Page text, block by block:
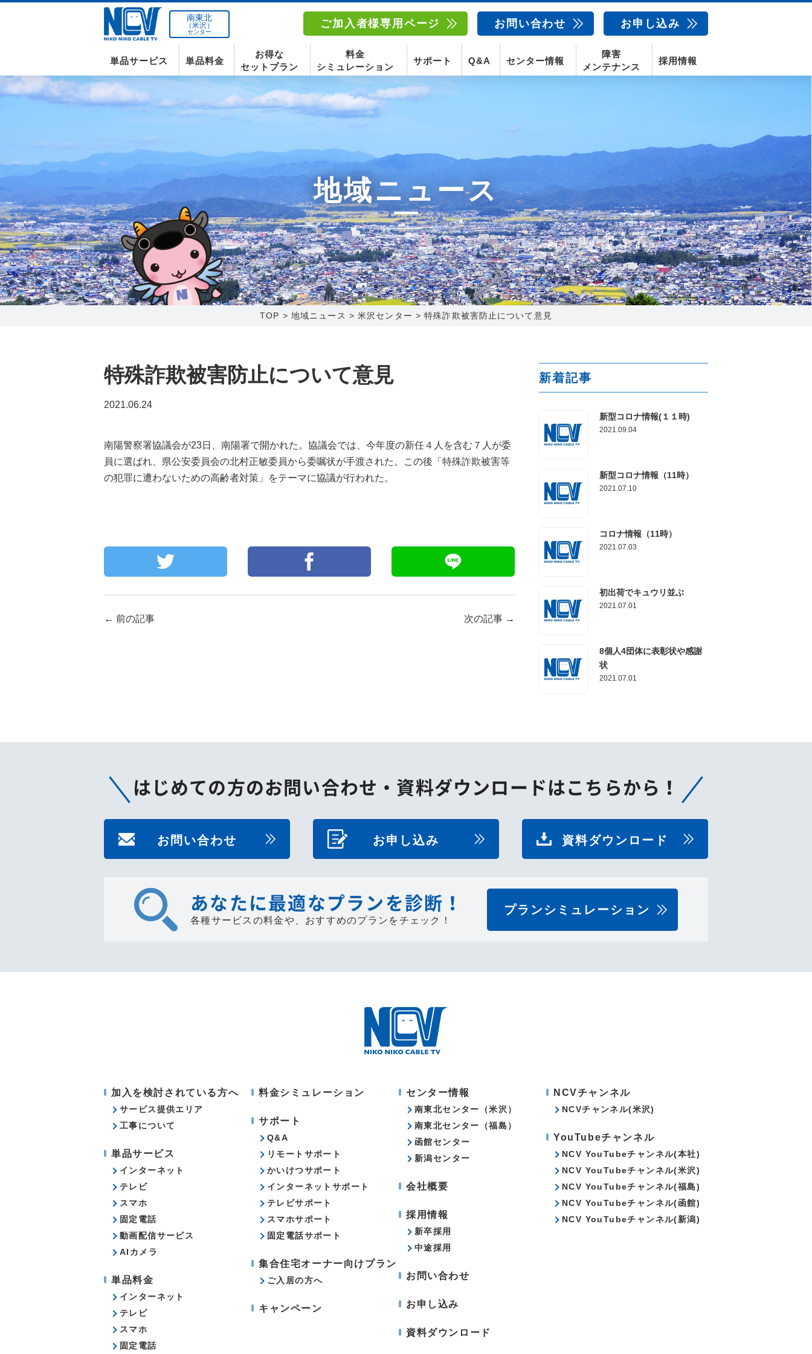
〒992-0044
山形県米沢市春日四丁目2-75
0238-24-2525
営業時間 9:00～18:00
〒960-8252
福島県福島市御山字一本松17-1-1
0120-173-577
営業時間 9:15～18:00
北海道函館市桔梗町379-31
0138-34-2525
営業時間 9:00～18:00
新潟県新潟市西区山田2310-39
025-210-1200
南東北
（米沢）
センター
ご加入者様専用ページ お問い合わせ お申し込み
単品サービス
インターネット スマホ 固定電話 AIカメラ
単品料金
インターネット スマホ 動画配信サービス
お得な
セットプラン
料金
シミュレーション
サポート Q&A センター情報
〒992-0044
山形県米沢市春日四丁目2-75
0238-24-2525
営業時間 9:00～18:00
〒960-8252
福島県福島市御山字一本松17-1-1
0120-173-577
営業時間 9:15～18:00
番組情報
〒041-0801
北海道函館市桔梗町379-31
0138-34-2525
営業時間 9:00～18:00
番組情報
〒950-1189
新潟県新潟市西区山田2310-39
025-210-1200
営業時間 9:00～18:00
障害
メンテナンス
採用情報
地域ニュース
TOP > 地域ニュース >米沢センター >特殊詐欺被害防止について意見
特殊詐欺被害防止について意見
2021.06.24
南陽警察署協議会が23日、南陽署で開かれた。協議会では、今年度の新任４人を含む７人が委
員に選ばれ、県公安委員会の北村正敏委員から委嘱状が手渡された。この後「特殊詐欺被害等
の犯罪に遭わないための高齢者対策」をテーマに協議が行われた。
← 前の記事 次の記事 →
新着記事
新型コロナ情報(１１時)
2021.09.04
新型コロナ情報（11時）
2021.07.10
コロナ情報（11時）
2021.07.03
初出荷でキュウリ並ぶ
2021.07.01
8個人4団体に表彰状や感謝
状
2021.07.01
はじめての方のお問い合わせ・ 資料ダウンロードはこちらから！
お問い合わせ お申し込み 資料ダウンロード
あなたに最適なプランを診断！
各種サービスの料金や、 おすすめのプランをチェック！
プランシミュレーション
加入を検討されている方へ
サービス提供エリア
工事について
単品サービス
インターネット
テレビ
スマホ
固定電話
動画配信サービス
AIカメラ
単品料金
インターネット
テレビ
スマホ
固定電話
料金シミュレーション
サポート
Q&A
リモートサポート
かいけつサポート
インターネットサポート
テレビサポート
スマホサポート
固定電話サポート
集合住宅オーナー向けプラン
ご入居の方へ
キャンペーン
センター情報
南東北センター（米沢）
南東北センター（福島）
函館センター
新潟センター
会社概要
採用情報
新卒採用
中途採用
お問い合わせ
お申し込み
資料ダウンロード
NCVチャンネル
NCVチャンネル(米沢)
YouTubeチャンネル
NCV YouTubeチャンネル(本社)
NCV YouTubeチャンネル(米沢)
NCV YouTubeチャンネル(福島)
NCV YouTubeチャンネル(函館)
NCV YouTubeチャンネル(新潟)